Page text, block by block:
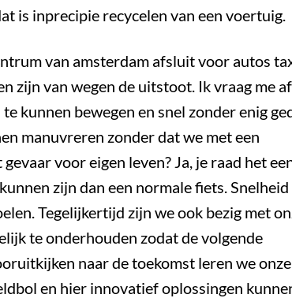
is inprecipie recycelen van een voertuig.
van amsterdam afsluit voor autos
zijn van wegen de uitstoot. Ik vraag me af
kunnen bewegen en snel zonder enig
manuvreren zonder dat we met een
voor eigen leven? Ja, je raad het
zijn dan een normale fiets. Snelheid
Tegelijkertijd zijn we ook bezig met
te onderhouden zodat de volgende
naar de toekomst leren we onze
en hier innovatief oplossingen